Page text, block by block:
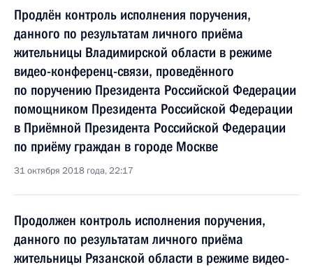
Продлён контроль исполнения поручения,
данного по результатам личного приёма
жительницы Владимирской области в режиме
видео-конференц-связи, проведённого
по поручению Президента Российской Федерации
помощником Президента Российской Федерации
в Приёмной Президента Российской Федерации
по приёму граждан в городе Москве
31 октября 2018 года, 22:17
Продолжен контроль исполнения поручения,
данного по результатам личного приёма
жительницы Рязанской области в режиме видео-